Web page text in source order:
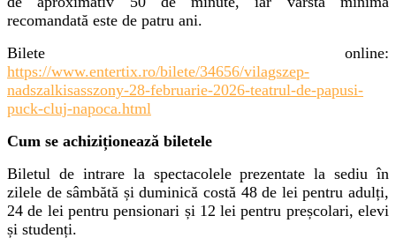
recomandată este de patru ani.
Bilete online:
https://www.entertix.ro/bilete/34656/vilagszep-
nadszalkisasszony-28-februarie-2026-teatrul-de-papusi-
puck-cluj-napoca.html
Cum se achiziționează biletele
Biletul de intrare la spectacolele prezentate la sediu în
zilele de sâmbătă și duminică costă 48 de lei pentru adulți,
24 de lei pentru pensionari și 12 lei pentru preșcolari, elevi
și studenți.